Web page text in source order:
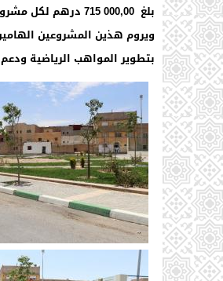
بلغ
000,00 715 درهم
ويروم هذين المشروعين
بتطوير المواهب الرياضية